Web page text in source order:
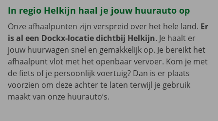
In regio Helkijn haal je jouw huurauto op
Onze afhaalpunten zijn verspreid over het hele land. Er
is al een Dockx-locatie dichtbij Helkijn. Je haalt er
jouw huurwagen snel en gemakkelijk op. Je bereikt het
afhaalpunt vlot met het openbaar vervoer. Kom je met
de fiets of je persoonlijk voertuig? Dan is er plaats
voorzien om deze achter te laten terwijl je gebruik
maakt van onze huurauto’s.